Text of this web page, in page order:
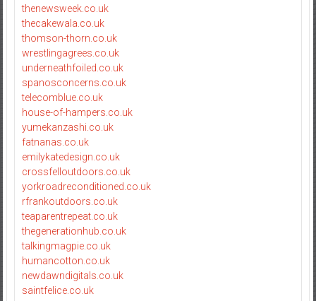
thenewsweek.co.uk
thecakewala.co.uk
thomson-thorn.co.uk
wrestlingagrees.co.uk
underneathfoiled.co.uk
spanosconcerns.co.uk
telecomblue.co.uk
house-of-hampers.co.uk
yumekanzashi.co.uk
fatnanas.co.uk
emilykatedesign.co.uk
crossfelloutdoors.co.uk
yorkroadreconditioned.co.uk
rfrankoutdoors.co.uk
teaparentrepeat.co.uk
thegenerationhub.co.uk
talkingmagpie.co.uk
humancotton.co.uk
newdawndigitals.co.uk
saintfelice.co.uk